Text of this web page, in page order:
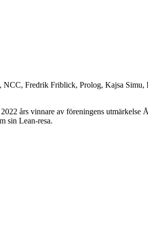
Fredrik Friblick, Prolog, Kajsa Simu,
års vinnare av föreningens utmärkelse
sin Lean-resa.